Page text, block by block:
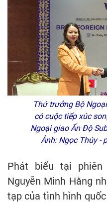
Thứ trưởng Bộ
có cuộc tiếp xúc
Ngoại giao Ấn Độ
Ảnh: Ngọc Thúy -
Phát biểu tại
Nguyễn Minh Hằng
tạp của tình hình